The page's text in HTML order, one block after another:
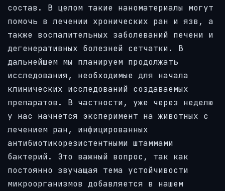
состав. В целом такие наноматериалы могут
помочь в лечении хронических ран и язв, а
также воспалительных заболеваний печени и
дегенеративных болезней сетчатки. В
дальнейшем мы планируем продолжать
исследования, необходимые для начала
клинических исследований создаваемых
препаратов. В частности, уже через неделю
у нас начнется эксперимент на животных с
лечением ран, инфицированных
антибиотикорезистентными штаммами
бактерий. Это важный вопрос, так как
постоянно звучащая тема устойчивости
микроорганизмов добавляется в нашем